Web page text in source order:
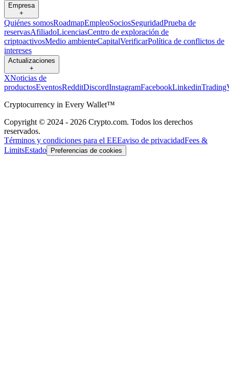
Empresa
+
Quiénes somosRoadmapEmpleoSociosSeguridadPrueba de
reservasAfiliadoLicenciasCentro de exploración de
criptoactivosMedio ambienteCapitalVerificarPolítica de conflictos de
intereses
Actualizaciones
+
XNoticias de
productosEventosRedditDiscordInstagramFacebookLinkedin
Cryptocurrency in Every Wallet™
Copyright © 2024 - 2026 Crypto.com. Todos los derechos
reservados.
Términos y condiciones para el EEEaviso de privacidadFees &
LimitsEstado Preferencias de cookies